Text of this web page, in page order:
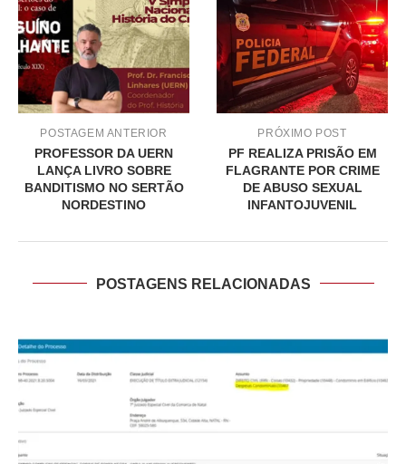
POSTAGEM ANTERIOR
PROFESSOR DA UERN
LANÇA LIVRO SOBRE
BANDITISMO NO SERTÃO
NORDESTINO
PRÓXIMO POST
PF REALIZA PRISÃO EM
FLAGRANTE POR CRIME
DE ABUSO SEXUAL
INFANTOJUVENIL
POSTAGENS RELACIONADAS